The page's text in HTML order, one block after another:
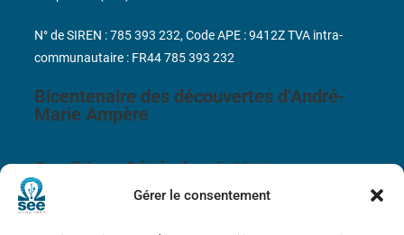
Gérer le consentement
Bicentenaire des découvertes d’André-
Marie Ampère
Conditions Générales de Vente
N° de SIREN : 785 393 232, Code APE : 9412Z TVA intra-
communautaire : FR44 785 393 232